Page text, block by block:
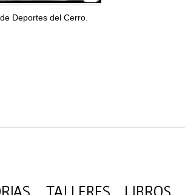
Deportes del Cerro.